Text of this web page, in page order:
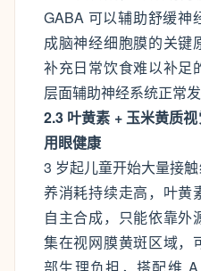
GABA 可以辅助舒缓神
成脑神经细胞膜的关键
补充日常饮食难以补足
层面辅助神经系统正常发
2.3 叶黄素 + 玉米黄质
用眼健康
3 岁起儿童开始大量接
养消耗持续走高，叶黄
自主合成，只能依靠外
集在视网膜黄斑区域，